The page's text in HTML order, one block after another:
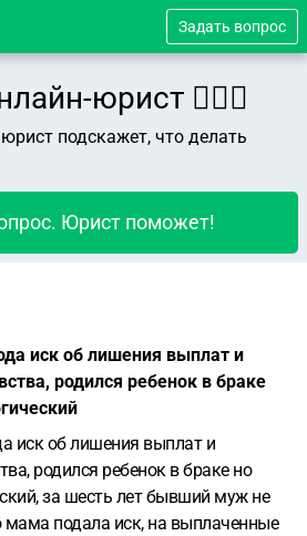
Задать вопрос
юрист 👨🏻‍⚖️
подскажет, что делать
Юрист поможет!
иск об лишения выплат и
родился ребенок в браке
иск об лишения выплат и
родился ребенок в браке но
за шесть лет бывший муж не
мама подала иск, на выплаченные